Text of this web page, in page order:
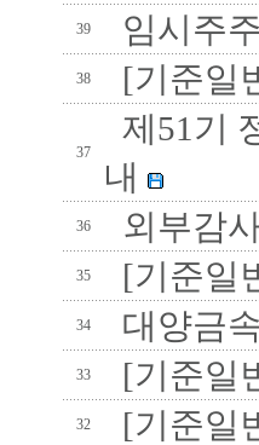
39 임시주
38 [기준일
37
제51기
내
36 외부감
35 [기준일
34 대양금
33 [기준일
32 [기준일